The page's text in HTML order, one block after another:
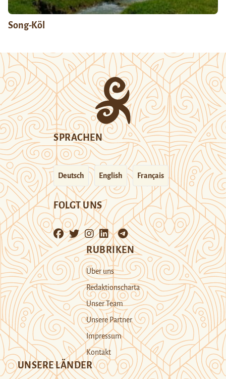
Song-Köl
SPRACHEN
Deutsch English Français
FOLGT UNS
RUBRIKEN
Über uns
Redaktionscharta
Unser Team
Unsere Partner
Impressum
Kontakt
UNSERE LÄNDER